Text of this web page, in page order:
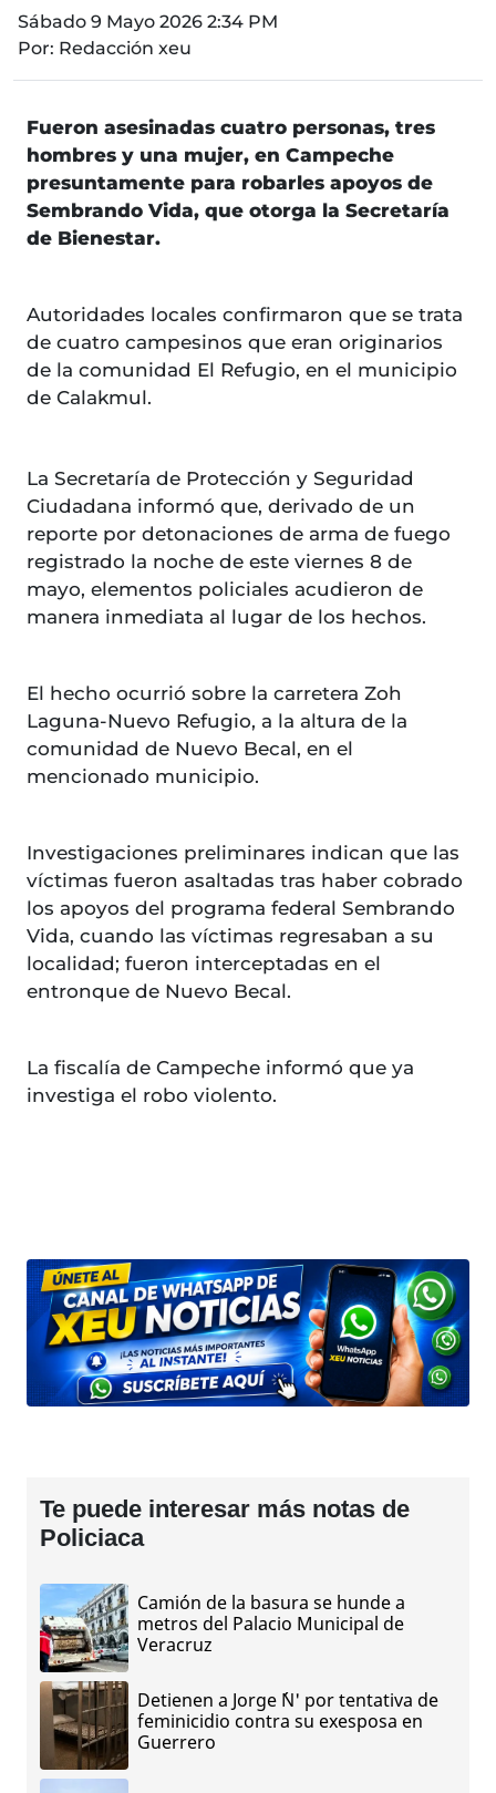
Sábado 9 Mayo 2026 2:34 PM
Por: Redacción xeu
Fueron asesinadas cuatro personas, tres
hombres y una mujer, en Campeche
presuntamente para robarles apoyos de
Sembrando Vida, que otorga la Secretaría
de Bienestar.
Autoridades locales confirmaron que se trata
de cuatro campesinos que eran originarios
de la comunidad El Refugio, en el municipio
de Calakmul.
La Secretaría de Protección y Seguridad
Ciudadana informó que, derivado de un
reporte por detonaciones de arma de fuego
registrado la noche de este viernes 8 de
mayo, elementos policiales acudieron de
manera inmediata al lugar de los hechos.
El hecho ocurrió sobre la carretera Zoh
Laguna-Nuevo Refugio, a la altura de la
comunidad de Nuevo Becal, en el
mencionado municipio.
Investigaciones preliminares indican que las
víctimas fueron asaltadas tras haber cobrado
los apoyos del programa federal Sembrando
Vida, cuando las víctimas regresaban a su
localidad; fueron interceptadas en el
entronque de Nuevo Becal.
La fiscalía de Campeche informó que ya
investiga el robo violento.
Te puede interesar más notas de
Policiaca
Camión de la basura se hunde a
metros del Palacio Municipal de
Veracruz
Detienen a Jorge ´N' por tentativa de
feminicidio contra su exesposa en
Guerrero